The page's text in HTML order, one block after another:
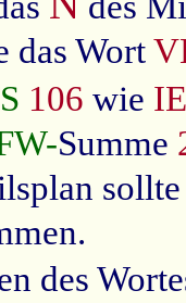
das Wort
106 wie
Summe
des